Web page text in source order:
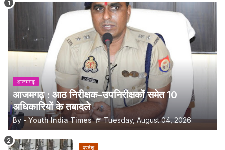
आजमगढ़
आजमगढ़ : आठ निरीक्षक-उपनिरीक्षकों समेत 10
अधिकारियों के तबादले
By - Youth India Times Tuesday, August 04, 2026
प्रदेश